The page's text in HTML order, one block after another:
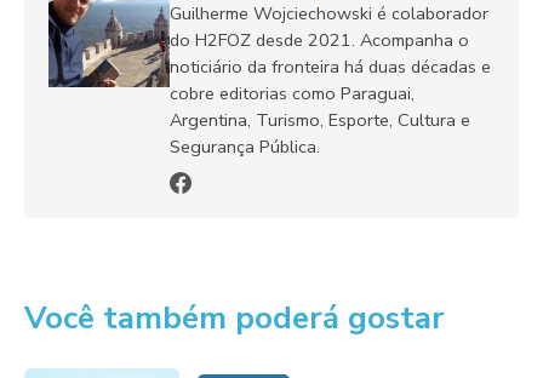
Guilherme Wojciechowski é colaborador
do H2FOZ desde 2021. Acompanha o
noticiário da fronteira há duas décadas e
cobre editorias como Paraguai,
Argentina, Turismo, Esporte, Cultura e
Segurança Pública.
Você também poderá gostar